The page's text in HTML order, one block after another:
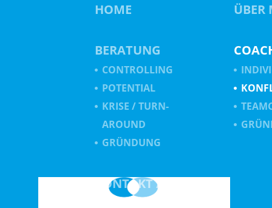
HOME ÜBER
BERATUNG
CONTROLLING
POTENTIAL
KRISE / TURN-
AROUND
GRÜNDUNG
KONTAKT /